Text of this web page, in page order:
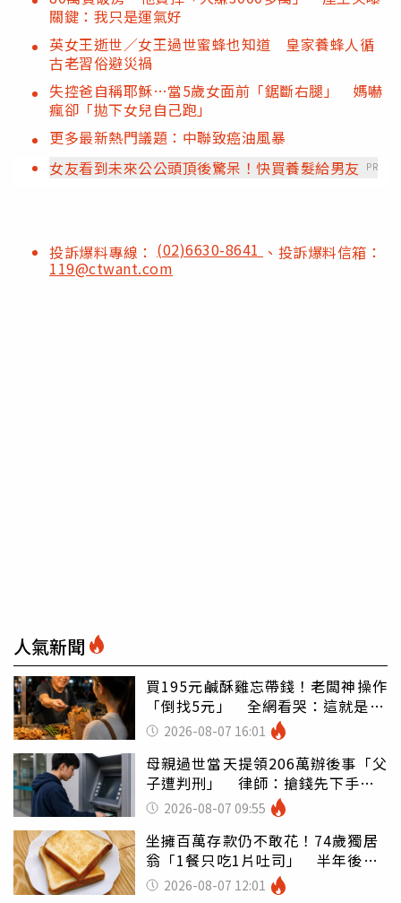
關鍵：我只是運氣好
英女王逝世／女王過世蜜蜂也知道 皇家養蜂人循
古老習俗避災禍
失控爸自稱耶穌…當5歲女面前「鋸斷右腿」 媽嚇
瘋卻「拋下女兒自己跑」
更多最新熱門議題：中聯致癌油風暴
女友看到未來公公頭頂後驚呆！快買養髮給男友
PR
投訴爆料專線： (02)6630-8641 、投訴爆料信箱：
119@ctwant.com
人氣新聞
買195元鹹酥雞忘帶錢！老闆神操作
「倒找5元」 全網看哭：這就是台
灣 2026-08-07 16:01
母親過世當天提領206萬辦後事「父
子遭判刑」 律師：搶錢先下手是
罪 2026-08-07 09:55
坐擁百萬存款仍不敢花！74歲獨居
翁「1餐只吃1片吐司」 半年後暴
瘦嚇壞女兒
2026-08-07 12:01